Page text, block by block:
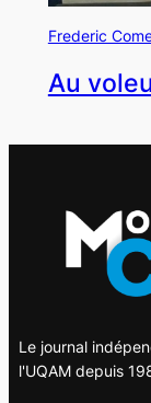
Frederic
Au
Le journal
l'UQAM depuis